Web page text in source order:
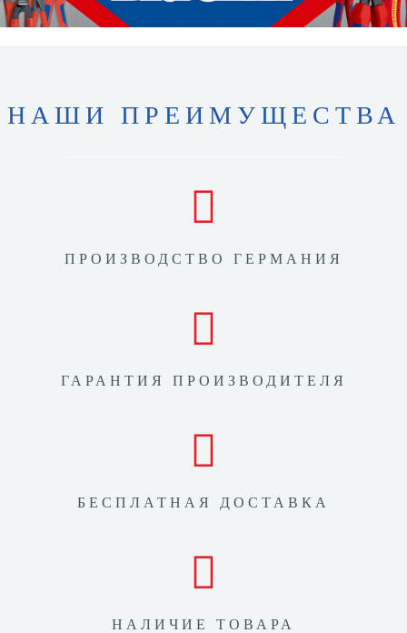
НАШИ ПРЕИМУЩЕСТВА
ПРОИЗВОДСТВО ГЕРМАНИЯ
ГАРАНТИЯ ПРОИЗВОДИТЕЛЯ
БЕСПЛАТНАЯ ДОСТАВКА
НАЛИЧИЕ ТОВАРА